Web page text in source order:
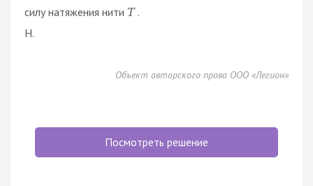
силу натяжения нити T .
Н.
Объект авторского права ООО «Легион»
Посмотреть решение